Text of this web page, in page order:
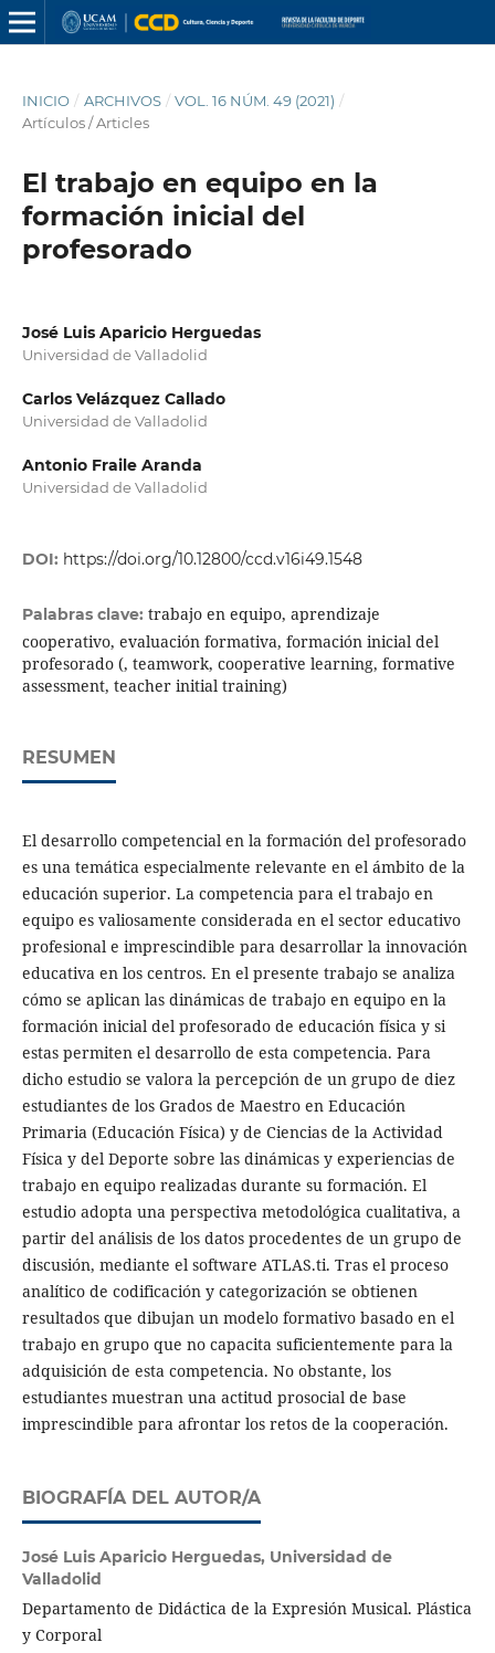
INICIO / ARCHIVOS / VOL. 16 NÚM. 49 (2021) /
Artículos / Articles
El trabajo en equipo en la
formación inicial del
profesorado
José Luis Aparicio Herguedas
Universidad de Valladolid
Carlos Velázquez Callado
Universidad de Valladolid
Antonio Fraile Aranda
Universidad de Valladolid
DOI: https://doi.org/10.12800/ccd.v16i49.1548
Palabras clave: trabajo en equipo, aprendizaje
cooperativo, evaluación formativa, formación inicial del
profesorado (, teamwork, cooperative learning, formative
assessment, teacher initial training)
RESUMEN
El desarrollo competencial en la formación del profesorado
es una temática especialmente relevante en el ámbito de la
educación superior. La competencia para el trabajo en
equipo es valiosamente considerada en el sector educativo
profesional e imprescindible para desarrollar la innovación
educativa en los centros. En el presente trabajo se analiza
cómo se aplican las dinámicas de trabajo en equipo en la
formación inicial del profesorado de educación física y si
estas permiten el desarrollo de esta competencia. Para
dicho estudio se valora la percepción de un grupo de diez
estudiantes de los Grados de Maestro en Educación
Primaria (Educación Física) y de Ciencias de la Actividad
Física y del Deporte sobre las dinámicas y experiencias de
trabajo en equipo realizadas durante su formación. El
estudio adopta una perspectiva metodológica cualitativa, a
partir del análisis de los datos procedentes de un grupo de
discusión, mediante el software ATLAS.ti. Tras el proceso
analítico de codificación y categorización se obtienen
resultados que dibujan un modelo formativo basado en el
trabajo en grupo que no capacita suficientemente para la
adquisición de esta competencia. No obstante, los
estudiantes muestran una actitud prosocial de base
imprescindible para afrontar los retos de la cooperación.
BIOGRAFÍA DEL AUTOR/A
José Luis Aparicio Herguedas, Universidad de
Valladolid
Departamento de Didáctica de la Expresión Musical. Plástica
y Corporal